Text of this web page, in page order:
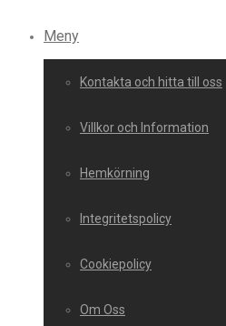
Meny
Kontakta och hitta till oss
Villkor och Information
Hemkörning
Integritetspolicy
Cookiepolicy
Om Oss